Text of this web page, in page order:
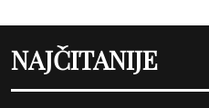
NAJČITANIJE